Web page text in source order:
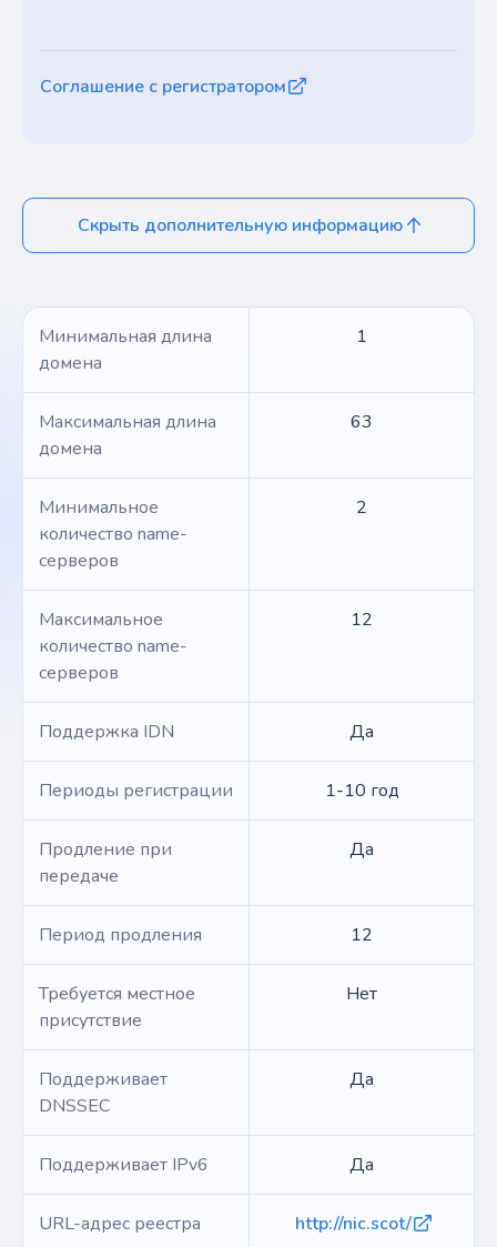
Соглашение с регистратором
Скрыть дополнительную информацию
Минимальная длина
домена
1
Максимальная длина
домена
63
Минимальное
количество name-
серверов
2
Максимальное
количество name-
серверов
12
Поддержка IDN Да
Периоды регистрации 1-10 год
Продление при
передаче
Да
Период продления 12
Требуется местное
присутствие
Нет
Поддерживает
DNSSEC
Да
Поддерживает IPv6 Да
URL-адрес реестра http://nic.scot/